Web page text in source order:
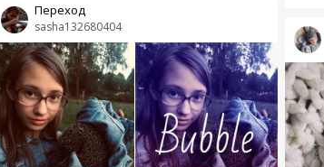
sasha132680404
Переход